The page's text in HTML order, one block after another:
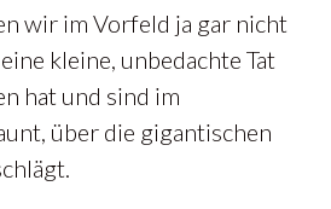
wir im Vorfeld ja gar nicht
kleine, unbedachte Tat
hat und sind im
über die gigantischen